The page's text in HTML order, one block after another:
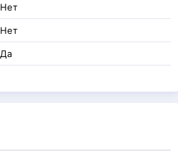
Нет
Нет
Да